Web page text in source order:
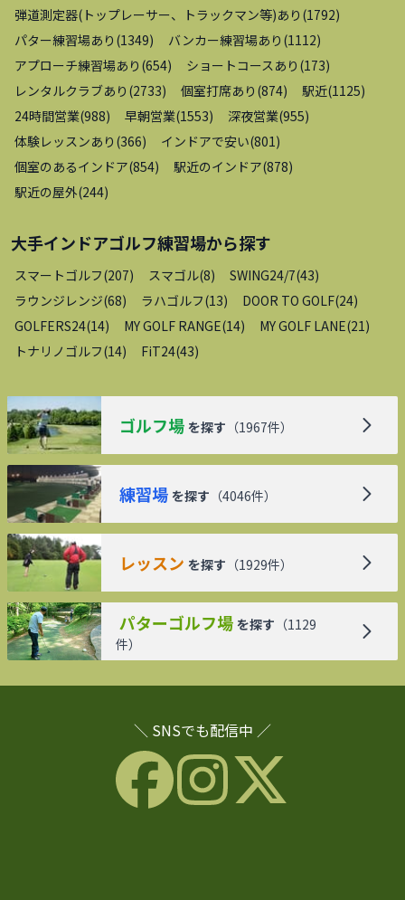
弾道測定器(トップレーサー、トラックマン等)あり (1792)
パター練習場あり (1349) バンカー練習場あり (1112)
アプローチ練習場あり (654) ショートコースあり (173)
レンタルクラブあり (2733) 個室打席あり (874) 駅近(1125)
24時間営業(988) 早朝営業(1553) 深夜営業(955)
体験レッスンあり (366) インドアで安い(801)
個室のあるインドア(854) 駅近のインドア(878)
駅近の屋外(244)
大手インドアゴルフ練習場から探す
スマートゴルフ(207) スマゴル(8) SWING24/7(43)
ラウンジレンジ(68) ラハゴルフ(13) DOOR TO GOLF(24)
GOLFERS24(14) MY GOLF RANGE(14) MY GOLF LANE(21)
トナリノゴルフ(14) FiT24(43)
ゴルフ場 を探す （1967件）
練習場 を探す （4046件）
レッスン を探す （1929件）
パターゴルフ場 を探す （1129
件）
＼ SNSでも配信中 ／